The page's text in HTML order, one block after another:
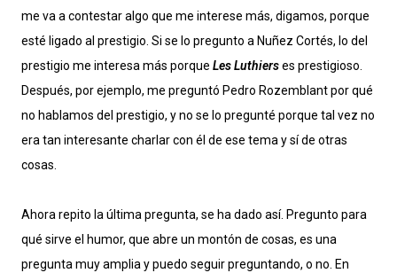
me va a contestar algo que me interese más, digamos, porque
esté ligado al prestigio. Si se lo pregunto a Nuñez Cortés, lo del
prestigio me interesa más porque Les Luthierses prestigioso.
Después, por ejemplo, me preguntó Pedro Rozemblant por qué
no hablamos del prestigio, y no se lo pregunté porque tal vez no
era tan interesante charlar con él de ese tema y sí de otras
cosas.
Ahora repito la última pregunta, se ha dado así. Pregunto para
qué sirve el humor, que abre un montón de cosas, es una
pregunta muy amplia y puedo seguir preguntando, o no. En